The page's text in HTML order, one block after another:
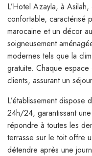
L’Hotel Azayla, à
confortable, caractérisé
marocaine et un décor
soigneusement
modernes tels que la
gratuite. Chaque
clients, assurant un
L’établissement dispose
24h/24, garantissant
répondre à toutes les
terrasse sur le toit offre
détendre après une